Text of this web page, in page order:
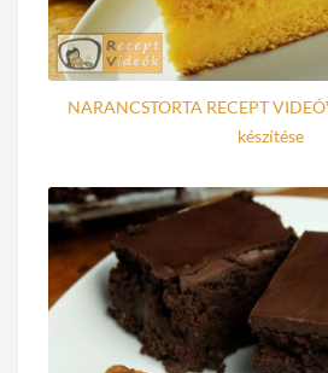
NARANCSTORTA RECEPT
készítése